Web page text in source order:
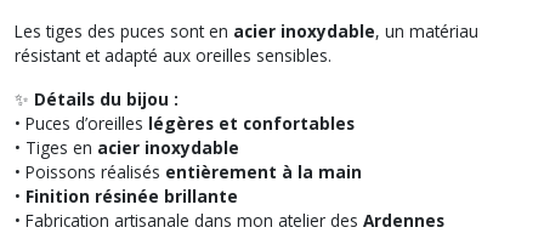
Les tiges des puces sont en acier inoxydable, un matériau
résistant et adapté aux oreilles sensibles.
✨ Détails du bijou :
• Puces d’oreilles légères et confortables
• Tiges en acier inoxydable
• Poissons réalisés entièrement à la main
• Finition résinée brillante
• Fabrication artisanale dans mon atelier des Ardennes